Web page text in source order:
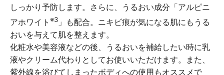
キャンペーンから探す
しっかり予防します。さらに、うるおい成分「アルピニ
アホワイト ※3 」も配合。ニキビ痕が気になる肌にもうる
おいを与えて肌を整えます。
化粧水や美容液などの後、うるおいを補給したい時に乳
液やクリーム代わりとしてお使いいただけます。また、
紫外線を浴びてしまったボディへの使用もオススメで